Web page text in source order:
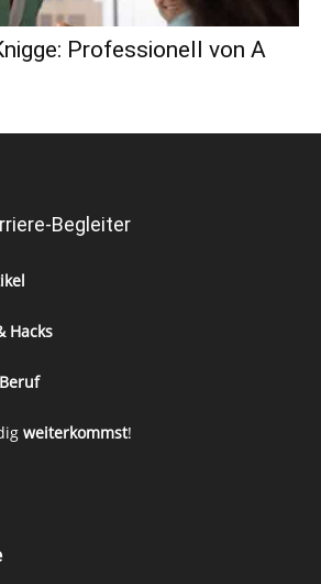
Professionell von A
Begleiter
Hacks
Beruf
weiterkommst!